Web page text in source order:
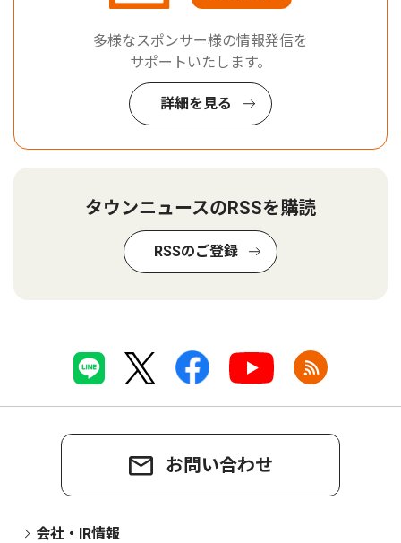
多様なスポンサー様の情報発信を
サポートいたします。
詳細を見る
タウンニュースのRSSを購読
RSSのご登録
お問い合わせ
会社・IR情報